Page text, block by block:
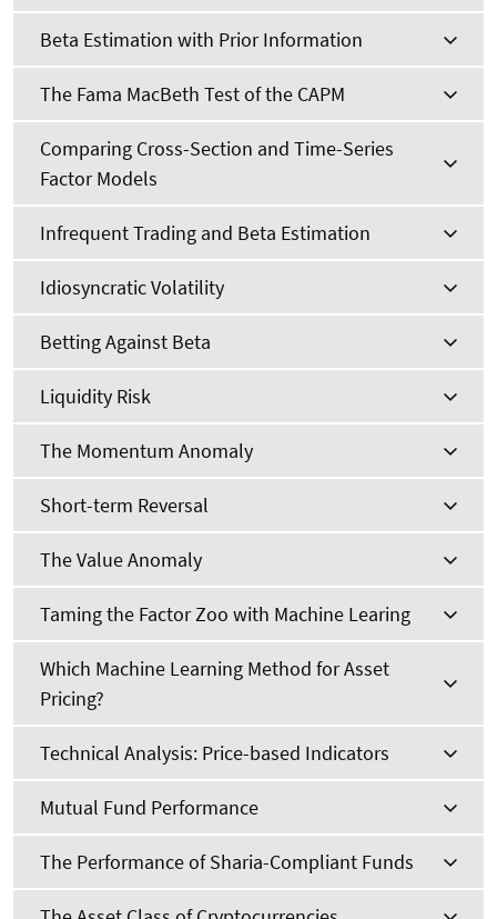
Beta Estimation with Prior Information
The Fama MacBeth Test of the CAPM
Comparing Cross-Section and Time-Series
Factor Models
Infrequent Trading and Beta Estimation
Idiosyncratic Volatility
Betting Against Beta
Liquidity Risk
The Momentum Anomaly
Short-term Reversal
The Value Anomaly
Taming the Factor Zoo with Machine Learing
Which Machine Learning Method for Asset
Pricing?
Technical Analysis: Price-based Indicators
Mutual Fund Performance
The Performance of Sharia-Compliant Funds